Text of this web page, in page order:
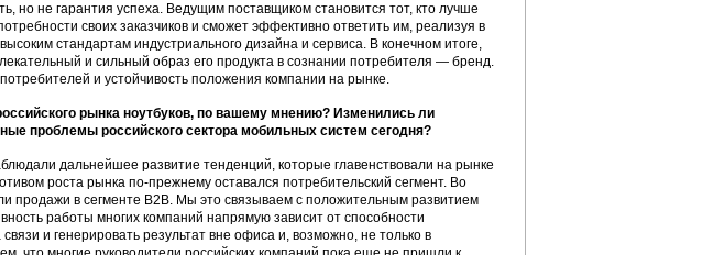
но не гарантия успеха. Ведущим поставщиком становится тот, кто лучше
своих заказчиков и сможет эффективно ответить им, реализуя в
стандартам индустриального дизайна и сервиса. В конечном итоге,
и сильный образ его продукта в сознании потребителя — бренд.
и устойчивость положения компании на рынке.
рынка ноутбуков, по вашему мнению? Изменились ли
проблемы российского сектора мобильных систем сегодня?
дальнейшее развитие тенденций, которые главенствовали на рынке
роста рынка по-прежнему оставался потребительский сегмент. Во
продажи в сегменте B2B. Мы это связываем с положительным развитием
работы многих компаний напрямую зависит от способности
и генерировать результат вне офиса и, возможно, не только в